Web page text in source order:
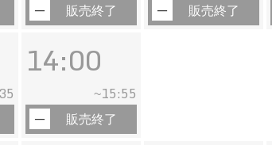
販売終了 販売終了
14:00
~15:55
販売終了